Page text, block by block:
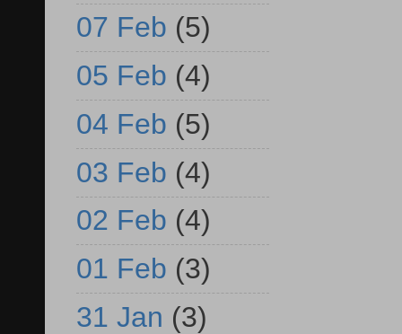
07 Feb (5)
05 Feb (4)
04 Feb (5)
03 Feb (4)
02 Feb (4)
01 Feb (3)
31 Jan (3)